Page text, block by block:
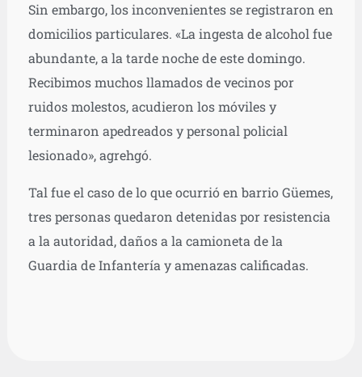
Sin embargo, los inconvenientes se registraron en
domicilios particulares. «La ingesta de alcohol fue
abundante, a la tarde noche de este domingo.
Recibimos muchos llamados de vecinos por
ruidos molestos, acudieron los móviles y
terminaron apedreados y personal policial
lesionado», agrehgó.
Tal fue el caso de lo que ocurrió en barrio Güemes,
tres personas quedaron detenidas por resistencia
a la autoridad, daños a la camioneta de la
Guardia de Infantería y amenazas calificadas.